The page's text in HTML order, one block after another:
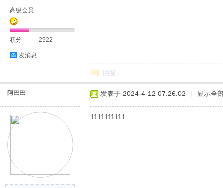
高级会员
积分 2922
发消息
回复
阿巴巴 发表于 2024-4-12 07:26:02 | 显示全
1111111111